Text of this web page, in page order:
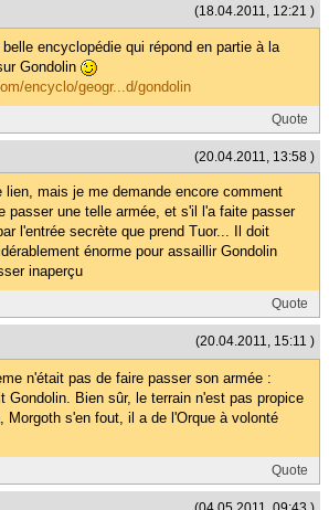
(18.04.2011, 12:21 )
encyclopédie qui répond en partie à la
Gondolin
encyclo/geogr...d/gondolin
Quote
(20.04.2011, 13:58 )
lien, mais je me demande encore comment
passer une telle armée, et s'il l'a faite passer
l'entrée secrète que prend Tuor... Il doit
énorme pour assaillir Gondolin
inaperçu
Quote
(20.04.2011, 15:11 )
n'était pas de faire passer son armée :
Gondolin. Bien sûr, le terrain n'est pas propice
Morgoth s'en fout, il a de l'Orque à volonté
Quote